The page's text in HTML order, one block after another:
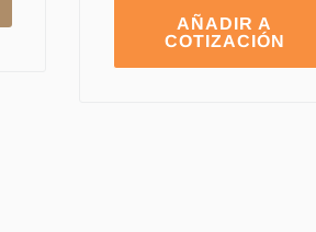
AÑADIR A
COTIZACIÓN